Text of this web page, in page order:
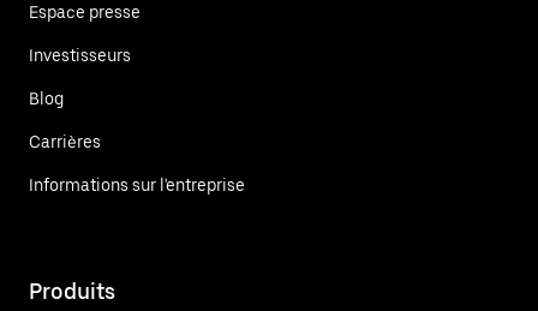
Espace presse
Investisseurs
Blog
Carrières
Informations sur l'entreprise
Produits